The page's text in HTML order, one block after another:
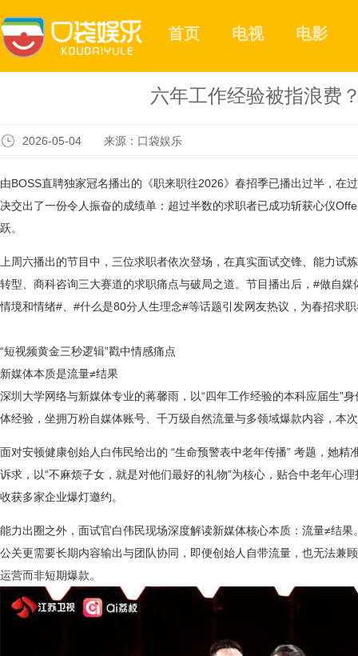
首页 电视 电影
六年工作经验被指浪费
2026-05-04 来源：口袋娱乐
由BOSS直聘独家冠名播出的《职来职往2026》春招季已播出过半，在
决交出了一份令人振奋的成绩单：超过半数的求职者已成功斩获心仪
跃。
上周六播出的节目中，三位求职者依次登场，在真实面试交锋、能力试
转型、商科咨询三大赛道的求职痛点与破局之道。节目播出后，#做自
情境和情绪#、#什么是80分人生理念#等话题引发网友热议，为春招求
“短视频黄金三秒逻辑”戳中情感痛点
新媒体本质是流量≠结果
深圳大学网络与新媒体专业的蒋馨雨，以“四年工作经验的本科应届生”
体经验，坐拥万粉自媒体账号、千万级自然流量与多领域爆款内容，本
面对安顿健康创始人白伟民给出的 “生命预警表中老年传播” 考题，她
诉求，以“不麻烦子女，就是对他们最好的礼物”为核心，贴合中老年心
收获多家企业爆灯邀约。
能力出圈之外，面试官白伟民现场深度解读新媒体核心本质：流量≠结
公关更需要长期内容输出与团队协同，即便创始人自带流量，也无法兼
运营而非短期爆款。